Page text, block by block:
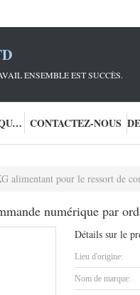
ENSEMBLE EST SUCCÈS.
CONTRÔLE DE QUALITÉ CONTACTEZ-NOUS
alimentant pour le ressort de
numérique par
Détails sur le
Lieu d'origine:
Nom de marque: